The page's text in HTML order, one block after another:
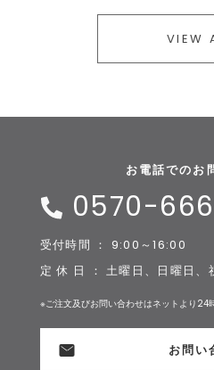
VIEW
お電話でのお
0570-
受付時間 ： 9:00～16:00
定 休 日 ： 土曜日、日曜日、
※ご注文及びお問い合わせはネットより24
お問い